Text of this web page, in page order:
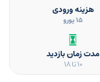
هزینه ورودی
15 یورو
مدت زمان بازدید
10 تا 18